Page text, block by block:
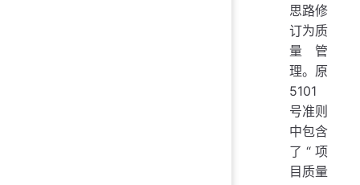
思路修
订为质
量管
理。原
5101
号准则
中包含
了“项
目质量